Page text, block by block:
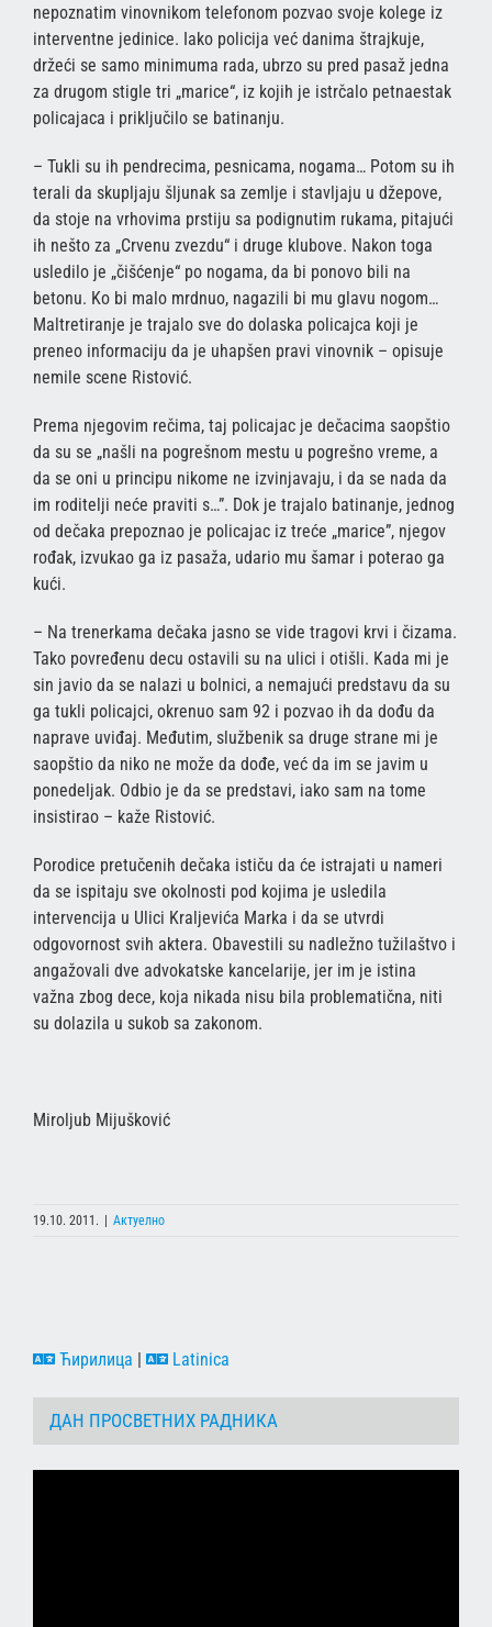
nepoznatim vinovnikom telefonom pozvao svoje kolege iz
interventne jedinice. Iako policija već danima štrajkuje,
držeći se samo minimuma rada, ubrzo su pred pasaž jedna
za drugom stigle tri „marice“, iz kojih je istrčalo petnaestak
policajaca i priključilo se batinanju.
– Tukli su ih pendrecima, pesnicama, nogama… Potom su ih
terali da skupljaju šljunak sa zemlje i stavljaju u džepove,
da stoje na vrhovima prstiju sa podignutim rukama, pitajući
ih nešto za „Crvenu zvezdu“ i druge klubove. Nakon toga
usledilo je „čišćenje“ po nogama, da bi ponovo bili na
betonu. Ko bi malo mrdnuo, nagazili bi mu glavu nogom…
Maltretiranje je trajalo sve do dolaska policajca koji je
preneo informaciju da je uhapšen pravi vinovnik – opisuje
nemile scene Ristović.
Prema njegovim rečima, taj policajac je dečacima saopštio
da su se „našli na pogrešnom mestu u pogrešno vreme, a
da se oni u principu nikome ne izvinjavaju, i da se nada da
im roditelji neće praviti s…”. Dok je trajalo batinanje, jednog
od dečaka prepoznao je policajac iz treće „marice”, njegov
rođak, izvukao ga iz pasaža, udario mu šamar i poterao ga
kući.
– Na trenerkama dečaka jasno se vide tragovi krvi i čizama.
Tako povređenu decu ostavili su na ulici i otišli. Kada mi je
sin javio da se nalazi u bolnici, a nemajući predstavu da su
ga tukli policajci, okrenuo sam 92 i pozvao ih da dođu da
naprave uviđaj. Međutim, službenik sa druge strane mi je
saopštio da niko ne može da dođe, već da im se javim u
ponedeljak. Odbio je da se predstavi, iako sam na tome
insistirao – kaže Ristović.
Porodice pretučenih dečaka ističu da će istrajati u nameri
da se ispitaju sve okolnosti pod kojima je usledila
intervencija u Ulici Kraljevića Marka i da se utvrdi
odgovornost svih aktera. Obavestili su nadležno tužilaštvo i
angažovali dve advokatske kancelarije, jer im je istina
važna zbog dece, koja nikada nisu bila problematična, niti
su dolazila u sukob sa zakonom.
Miroljub Mijušković
19.10. 2011. | Актуелно
Ћирилица | Latinica
ДАН ПРОСВЕТНИХ РАДНИКА